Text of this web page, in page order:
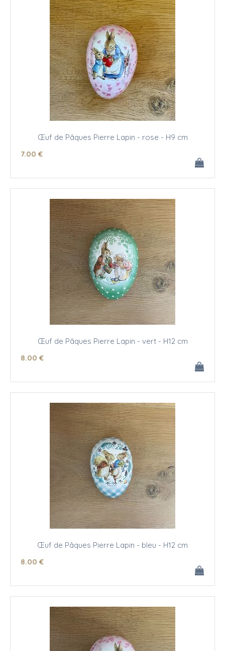
Œuf de Pâques Pierre Lapin - rose - H9 cm
7.00 €
Œuf de Pâques Pierre Lapin - vert - H12 cm
8.00 €
Œuf de Pâques Pierre Lapin - bleu - H12 cm
8.00 €